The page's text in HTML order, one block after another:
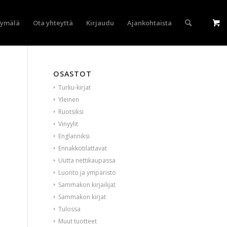
Ota yhteyttä Kirjaudu Ajankohtaista
OSASTOT
Turku-kirjat
Yleinen
Ruotsiksi
Vinyylit
Englanniksi
Ennakkotilattavat
Uutta nettikaupassa
Luonto ja ympäristö
Sammakon kirjailijat
Sammakon kirjat
Tulossa
Muut tuotteet